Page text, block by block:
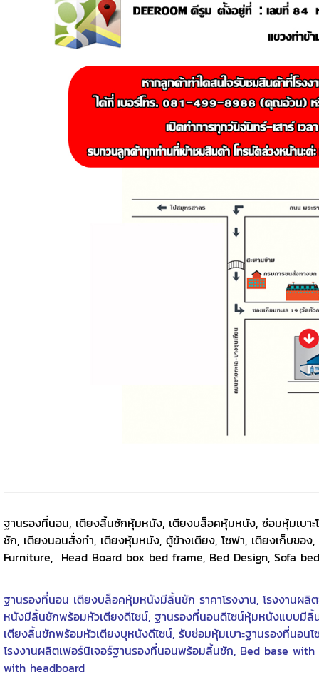
ฐานรองที่นอน, เตียงลิ้นชักหุ้มหนัง, เตียงบล็อคหุ้มหนัง, ซ่อมหุ้มเบา
ชัก, เตียงนอนสั่งทำ, เตียงหุ้มหนัง, ตู้ข้างเตียง, โซฟา, เตียงเก็บข
Furniture, Head Board box bed frame, Bed Design, Sofa
ฐานรองที่นอน เตียงบล็อคหุ้มหนังมีลิ้นชัก ราคาโรงงาน, โรงงาน
หนังมีลิ้นชักพร้อมหัวเตียงดีไซน์, ฐานรองที่นอนดีไซน์หุ้มหนังแบบมี
เตียงลิ้นชักพร้อมหัวเตียงบุหนังดีไซน์, รับซ่อมหุ้มเบาะฐานรองที่นอน
โรงงานผลิตเฟอร์นิเจอร์ฐานรองที่นอนพร้อมลิ้นชัก, Bed base
with headboard